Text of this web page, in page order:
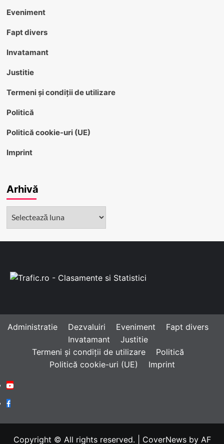
Eveniment
Fapt divers
Invatamant
Justitie
Termeni și condiții de utilizare
Politică
Politică cookie-uri (UE)
Imprint
Arhivă
Administratie Dezvaluiri Eveniment
Fapt divers
Invatamant
Justitie
Termeni și condiții de utilizare
Politică
Politică cookie-uri (UE)
Imprint
Youtube
Facebook
Copyright © All rights reserved. CoverNewsby AF